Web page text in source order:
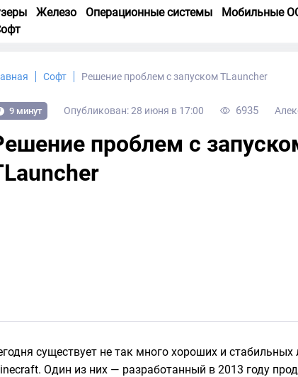
Железо Операционные системы Мобильные
Софт Решение проблем с запуском TLauncher
9 минут Опубликован: 28 июня в 17:00 6935
проблем с
существует не так много хороших и
Один из них — разработанный в 2013 году